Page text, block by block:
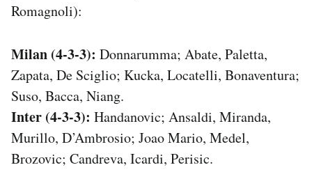
Romagnoli):
Milan (4-3-3): Donnarumma; Abate, Paletta,
Zapata, De Sciglio; Kucka, Locatelli, Bonaventura;
Suso, Bacca, Niang.
Inter (4-3-3): Handanovic; Ansaldi, Miranda,
Murillo, D’Ambrosio; Joao Mario, Medel,
Brozovic; Candreva, Icardi, Perisic.